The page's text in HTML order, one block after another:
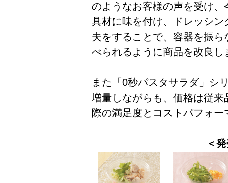
のようなお客様の声を受け
具材に味を付け、ドレッシ
夫をすることで、容器を振
べられるように商品を改良し
また「0秒パスタサラダ」シ
増量しながらも、価格は従
際の満足度とコストパフォ
＜